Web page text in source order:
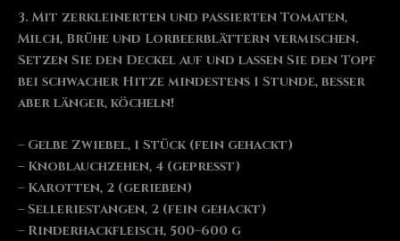
3. Mit zerkleinerten und passierten Tomaten,
Milch, Brühe und Lorbeerblättern vermischen.
Setzen Sie den Deckel auf und lassen Sie den Topf
bei schwacher Hitze mindestens 1 Stunde, besser
aber länger, köcheln!
– Gelbe Zwiebel, 1 Stück (fein gehackt)
– Knoblauchzehen, 4 (gepresst)
– Karotten, 2 (gerieben)
– Selleriestangen, 2 (fein gehackt)
– Rinderhackfleisch, 500–600 g